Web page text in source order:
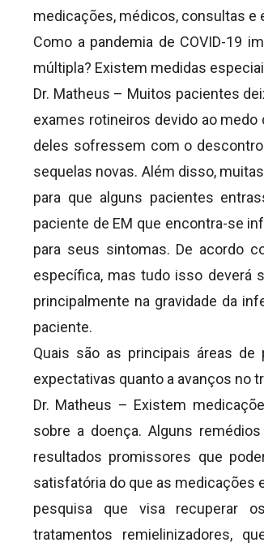
medicações, médicos, consultas e
Como a pandemia de COVID-19
múltipla? Existem medidas
Dr. Matheus – Muitos pacientes
exames rotineiros devido ao
deles sofressem com o
sequelas novas. Além disso,
para que alguns pacientes
paciente de EM que encontra-se
para seus sintomas. De acordo
específica, mas tudo isso deverá
principalmente na gravidade da
paciente.
Quais são as principais áreas
expectativas quanto a avanços no
Dr. Matheus – Existem
sobre a doença. Alguns
resultados promissores que
satisfatória do que as medicações
pesquisa que visa recuperar
tratamentos remielinizadores,